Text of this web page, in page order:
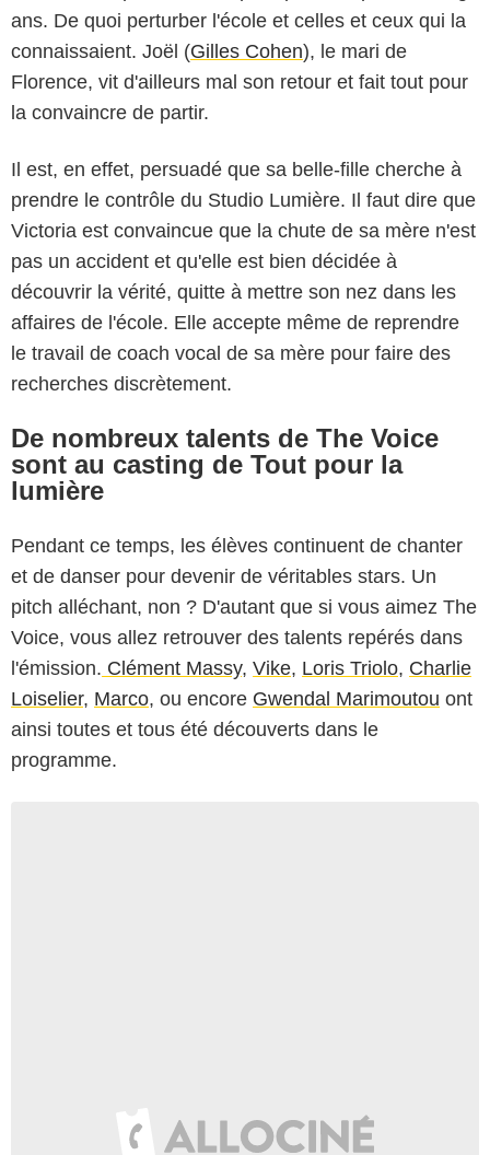
ans. De quoi perturber l'école et celles et ceux qui la
connaissaient. Joël (Gilles Cohen), le mari de
Florence, vit d'ailleurs mal son retour et fait tout pour
la convaincre de partir.
Il est, en effet, persuadé que sa belle-fille cherche à
prendre le contrôle du Studio Lumière. Il faut dire que
Victoria est convaincue que la chute de sa mère n'est
pas un accident et qu'elle est bien décidée à
découvrir la vérité, quitte à mettre son nez dans les
affaires de l'école. Elle accepte même de reprendre
le travail de coach vocal de sa mère pour faire des
recherches discrètement.
De nombreux talents de The Voice
sont au casting de Tout pour la
lumière
Pendant ce temps, les élèves continuent de chanter
et de danser pour devenir de véritables stars. Un
pitch alléchant, non ? D'autant que si vous aimez The
Voice, vous allez retrouver des talents repérés dans
l'émission. Clément Massy, Vike, Loris Triolo, Charlie
Loiselier, Marco, ou encore Gwendal Marimoutou ont
ainsi toutes et tous été découverts dans le
programme.